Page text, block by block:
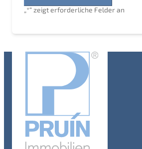
„*“ zeigt erforderliche Felder an